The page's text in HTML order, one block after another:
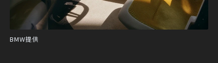
BMW提供